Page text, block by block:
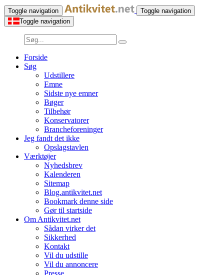
Toggle navigation
Toggle navigation
Toggle navigation
Forside
Søg
Udstillere
Emne
Sidste nye emner
Bøger
Tilbehør
Konservatorer
Brancheforeninger
Jeg fandt det ikke
Opslagstavlen
Værktøjer
Nyhedsbrev
Kalenderen
Sitemap
Blog.antikvitet.net
Bookmark denne side
Gør til startside
Om Antikvitet.net
Sådan virker det
Sikkerhed
Kontakt
Vil du udstille
Vil du annoncere
Presse